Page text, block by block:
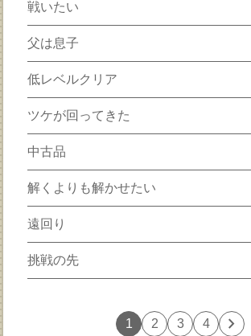
戦いたい
父は息子
低レベルクリア
ツケが回ってきた
中古品
解くよりも解かせたい
遠回り
挑戦の先
1 2 3 4 chevron_right